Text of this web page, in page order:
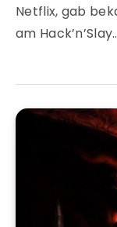
Netflix, gab
am